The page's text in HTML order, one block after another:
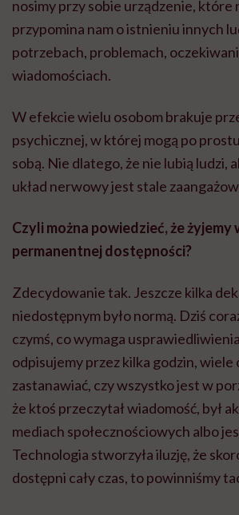
nosimy przy sobie urządzenie, które
przypomina nam o istnieniu innych
potrzebach, problemach,
wiadomościach.
W efekcie wielu osobom brakuje
psychicznej, w której mogą po
sobą. Nie dlatego, że nie lubią ludzi,
układ nerwowy jest stale
Czyli można powiedzieć, że
permanentnej dostępności?
Zdecydowanie tak. Jeszcze kilka
niedostępnym było normą. Dziś
czymś, co wymaga
odpisujemy przez kilka godzin, wiele
zastanawiać, czy wszystko jest w
że ktoś przeczytał wiadomość, był
mediach społecznościowych albo
Technologia stworzyła iluzję, że
dostępni cały czas, to powinniśmy